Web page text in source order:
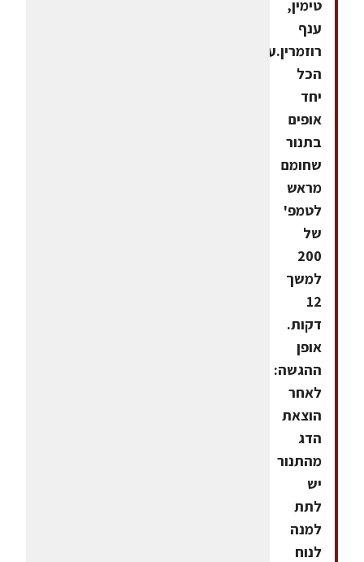
טימין,
ענף
רוזמרין.עוטפים
הכל
יחד
אופים
בתנור
שחומם
מראש
לטמפ'
של
200
למשך
12
דקות.
אופן
ההגשה:
לאחר
הוצאת
הדג
מהתנור
יש
לתת
למנה
לנוח